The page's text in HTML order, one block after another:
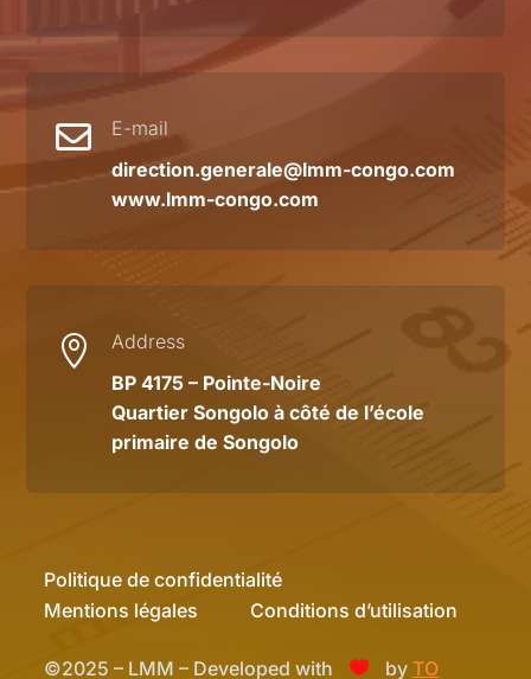

E-mail
direction.generale@lmm-congo.com
www.lmm-congo.com

Address
BP 4175 – Pointe-Noire
Quartier Songolo à côté de l’école
primaire de Songolo
Politique de confidentialité
Mentions légales
Conditions d’utilisation
©2025 – LMM – Developed with  byTO